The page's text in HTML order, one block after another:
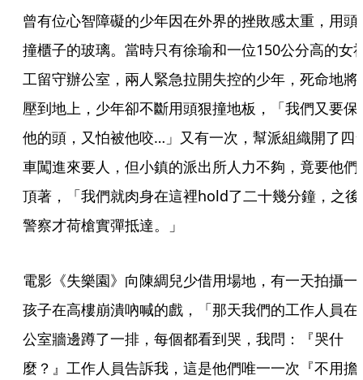
曾有位心智障礙的少年因在外界的挫敗感太重，用頭
撞櫃子的玻璃。當時只有徐瑜和一位150公分高的女
工留守辦公室，兩人緊急拉開失控的少年，死命地將
壓到地上，少年卻不斷用頭狠撞地板，「我們又要保
他的頭，又怕被他咬…」又有一次，幫派組織開了四
車闖進來要人，但小鎮的派出所人力不夠，竟要他們
頂著，「我們就肉身在這裡hold了二十幾分鐘，之後
警察才荷槍實彈抵達。」
電影《失樂園》向陳綢兒少借用場地，有一天拍攝一
孩子在高樓崩潰吶喊的戲，「那天我們的工作人員在
公室牆邊蹲了一排，每個都看到哭，我問：『哭什
麼？』工作人員告訴我，這是他們唯一一次『不用擔